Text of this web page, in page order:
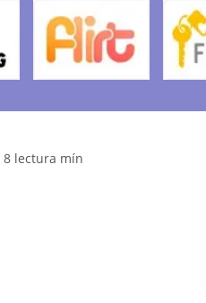
8 lectura mín